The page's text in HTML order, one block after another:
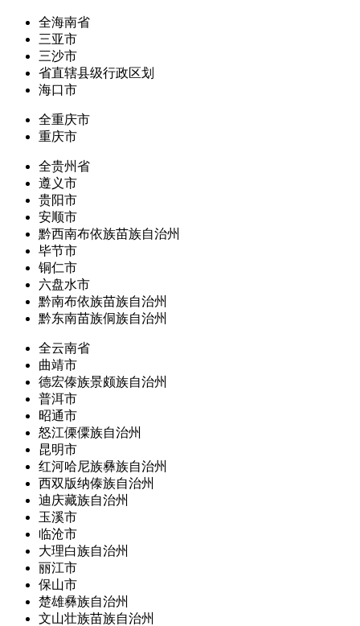
全海南省
三亚市
三沙市
省直辖县级行政区划
海口市
全重庆市
重庆市
全贵州省
遵义市
贵阳市
安顺市
黔西南布依族苗族自治州
毕节市
铜仁市
六盘水市
黔南布依族苗族自治州
黔东南苗族侗族自治州
全云南省
曲靖市
德宏傣族景颇族自治州
普洱市
昭通市
怒江傈僳族自治州
昆明市
红河哈尼族彝族自治州
西双版纳傣族自治州
迪庆藏族自治州
玉溪市
临沧市
大理白族自治州
丽江市
保山市
楚雄彝族自治州
文山壮族苗族自治州